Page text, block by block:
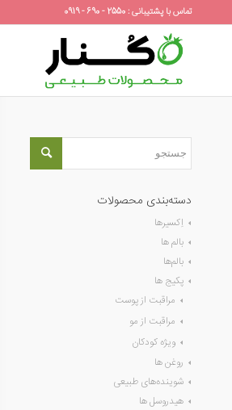
تماس با پشتیبانی : 2550 - 690 - 0919
دسته‌بندی محصولات
اِکسیرها
بالم ها
بالم‌ها
پکیج ها
مراقبت از پوست
مراقبت از مو
ویژه کودکان
روغن ها
شوینده‌های طبیعی
هیدروسل ها